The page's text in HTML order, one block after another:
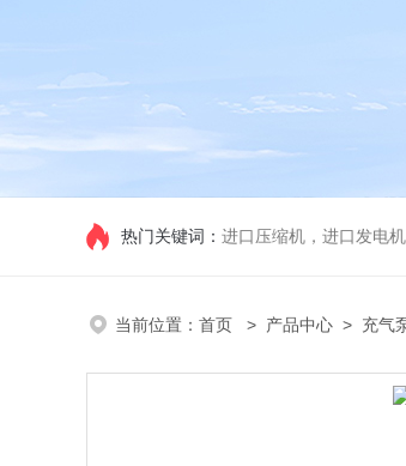
热门关键词： 进口压缩机，进口发电
当前位置： 首页 > 产品中心 > 充气